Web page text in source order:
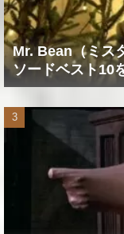
Mr. Bean（ミス
ソードベスト10